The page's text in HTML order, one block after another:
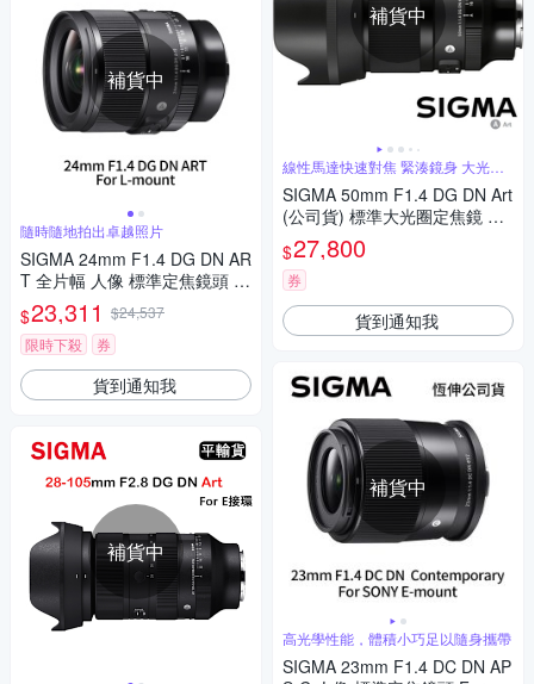
補貨中
隨時隨地拍出卓越照片
SIGMA 24mm F1.4 DG DN AR
T 全片幅 人像 標準定焦鏡頭 F
or L-mount (公司貨)
$23,311 $24,537
限時下殺
券
貨到通知我
補貨中
補貨中
線性馬達快速對焦 緊湊鏡身 大光圈
人像鏡
SIGMA 50mm F1.4 DG DN Art
(公司貨) 標準大光圈定焦鏡 人
像鏡 全片幅微單眼鏡頭
$27,800
券
貨到通知我
補貨中
高光學性能，體積小巧足以隨身攜帶
SIGMA 23mm F1.4 DC DN AP